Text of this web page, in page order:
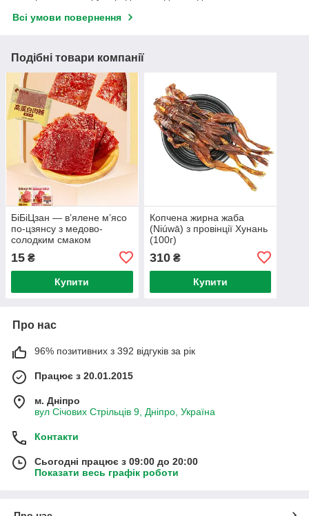
Всі умови повернення
Подібні товари компанії
БіБіЦзан — в’ялене м’ясо
по-цзянсу з медово-
солодким смаком
15 ₴
Купити
Копчена жирна жаба
(Niúwā) з провінції Хунань
(100г)
310₴
Купити
Про нас
96% позитивних з 392 відгуків за рік
Працює з 20.01.2015
м. Дніпро
вул Січових Стрільців 9, Дніпро, Україна
Контакти
Сьогодні працює з 09:00 до 20:00
Показати весь графік роботи